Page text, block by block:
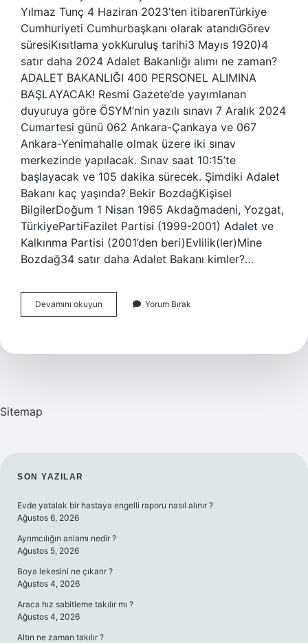
Yılmaz Tunç 4 Haziran 2023’ten itibarenTürkiye
Cumhuriyeti Cumhurbaşkanı olarak atandıGörev
süresiKısıtlama yokKuruluş tarihi3 Mayıs 1920)4
satır daha 2024 Adalet Bakanlığı alımı ne zaman?
ADALET BAKANLIĞI 400 PERSONEL ALIMINA
BAŞLAYACAK! Resmi Gazete’de yayımlanan
duyuruya göre ÖSYM’nin yazılı sınavı 7 Aralık 2024
Cumartesi günü 062 Ankara-Çankaya ve 067
Ankara-Yenimahalle olmak üzere iki sınav
merkezinde yapılacak. Sınav saat 10:15’te
başlayacak ve 105 dakika sürecek. Şimdiki Adalet
Bakanı kaç yaşında? Bekir BozdağKişisel
BilgilerDoğum 1 Nisan 1965 Akdağmadeni, Yozgat,
TürkiyePartiFazilet Partisi (1999-2001) Adalet ve
Kalkınma Partisi (2001’den beri)Evlilik(ler)Mine
Bozdağ34 satır daha Adalet Bakanı kimler?…
Devamını okuyun
Bakanı
Yorum Bırak
Sitemap
SIDEBAR
SON YAZILAR
Evde yatalak bir hastaya engelli raporu nasıl alınır ?
Ağustos 6, 2026
Ayrımcılığın anlamı nedir ?
Ağustos 5, 2026
Boya lekesini ne çıkarır ?
Ağustos 4, 2026
Araca hız sabitleme takılır mı ?
Ağustos 4, 2026
Altın ne zaman takılır ?